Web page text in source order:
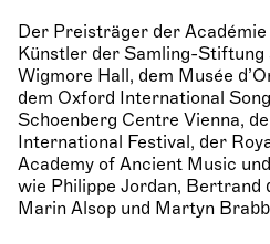
Der Preisträger der
Künstler der Samling-Stiftung
Wigmore Hall, dem Musée
dem Oxford International
Schoenberg Centre Vienna,
International Festival, der
Academy of Ancient Music
wie Philippe Jordan, Bertrand
Marin Alsop und Martyn